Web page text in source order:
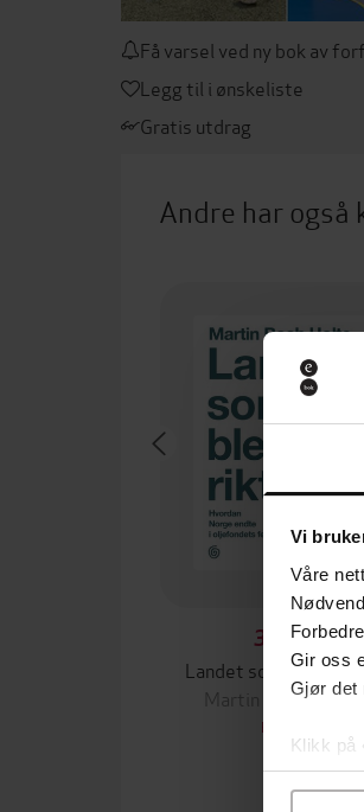
Vi
Våre
Gir oss
Gjør det
Klikk på
Få varsel ved ny bok av
Legg til i ønskeliste
Gratis utdrag
Andre har også
349,-
Landet som ble for
Martin Bech Holte
EBOK